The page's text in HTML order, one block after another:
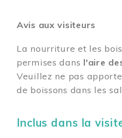
Avis aux visiteurs
La nourriture et les
permises dans l'aire
Veuillez ne pas
de boissons dans les
Inclus dans la